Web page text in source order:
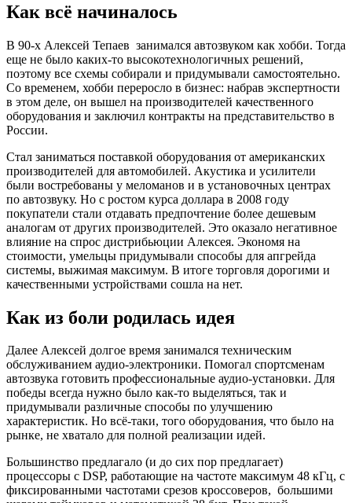
Как всё начиналось
В 90-х Алексей Тепаев занимался автозвуком как хобби. Тогда
еще не было каких-то высокотехнологичных решений,
поэтому все схемы собирали и придумывали самостоятельно.
Со временем, хобби переросло в бизнес: набрав экспертности
в этом деле, он вышел на производителей качественного
оборудования и заключил контракты на представительство в
России.
Стал заниматься поставкой оборудования от американских
производителей для автомобилей. Акустика и усилители
были востребованы у меломанов и в установочных центрах
по автозвуку. Но с ростом курса доллара в 2008 году
покупатели стали отдавать предпочтение более дешевым
аналогам от других производителей. Это оказало негативное
влияние на спрос дистрибьюции Алексея. Экономя на
стоимости, умельцы придумывали способы для апгрейда
системы, выжимая максимум. В итоге торговля дорогими и
качественными устройствами сошла на нет.
Как из боли родилась идея
Далее Алексей долгое время занимался техническим
обслуживанием аудио-электроники. Помогал спортсменам
автозвука готовить профессиональные аудио-установки. Для
победы всегда нужно было как-то выделяться, так и
придумывали различные способы по улучшению
характеристик. Но всё-таки, того оборудования, что было на
рынке, не хватало для полной реализации идей.
Большинство предлагало (и до сих пор предлагает)
процессоры с DSP, работающие на частоте максимум 48 кГц, с
фиксированными частотами срезов кроссоверов, большими